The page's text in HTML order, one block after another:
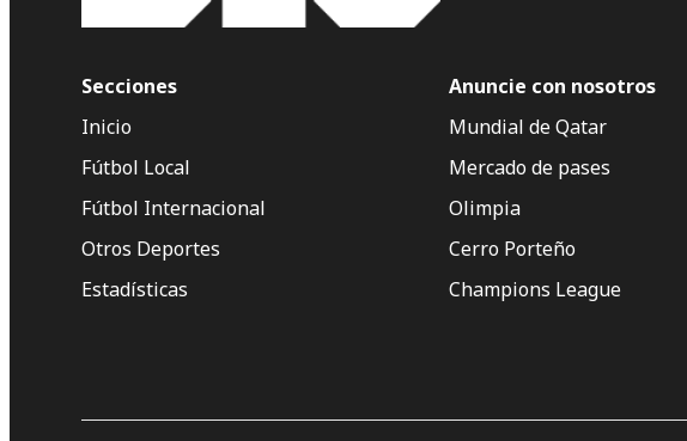
Secciones
Inicio
Fútbol Local
Fútbol Internacional
Otros Deportes
Estadísticas
Anuncie con nosotros
Mundial de Qatar
Mercado de pases
Olimpia
Cerro Porteño
Champions League